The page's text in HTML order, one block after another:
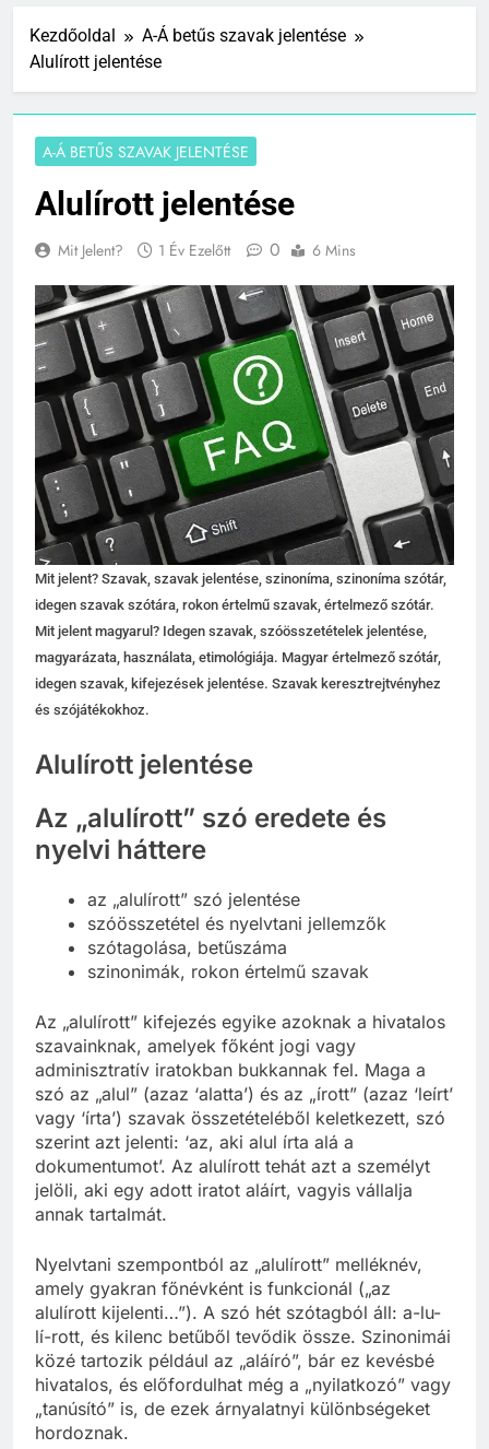
Kezdőoldal
A-Á betűs szavak jelentése
A-Á BETŰS SZAVAK JELENTÉSE
Alulírott jelentése
Mit jelent? Szavak, szavak jelentése, szinoníma, szinoníma szótár,
idegen szavak szótára, rokon értelmű szavak, értelmező szótár.
Mit jelent magyarul? Idegen szavak, szóösszetételek jelentése,
magyarázata, használata, etimológiája. Magyar értelmező szótár,
idegen szavak, kifejezések jelentése. Szavak keresztrejtvényhez
Alulírott jelentése
Az „alulírott” szó eredete és
nyelvi háttere
az „alulírott” szó jelentése
szóösszetétel és nyelvtani jellemzők
szótagolása, betűszáma
Az „alulírott” kifejezés egyike azoknak a hivatalos
szavainknak, amelyek főként jogi vagy
adminisztratív iratokban bukkannak fel. Maga a
szó az „alul” (azaz ‘alatta’) és az „írott” (azaz ‘leírt’
vagy ‘írta’) szavak összetételéből keletkezett, szó
szerint azt jelenti: ‘az, aki alul írta alá a
dokumentumot’. Az alulírott tehát azt a személyt
jelöli, aki egy adott iratot aláírt, vagyis vállalja
Nyelvtani szempontból az „alulírott” melléknév,
amely gyakran főnévként is funkcionál („az
alulírott kijelenti…”). A szó hét szótagból áll: a-lu-
lí-rott, és kilenc betűből tevődik össze. Szinonimái
közé tartozik például az „aláíró”, bár ez kevésbé
hivatalos, és előfordulhat még a „nyilatkozó” vagy
„tanúsító” is, de ezek árnyalatnyi különbségeket